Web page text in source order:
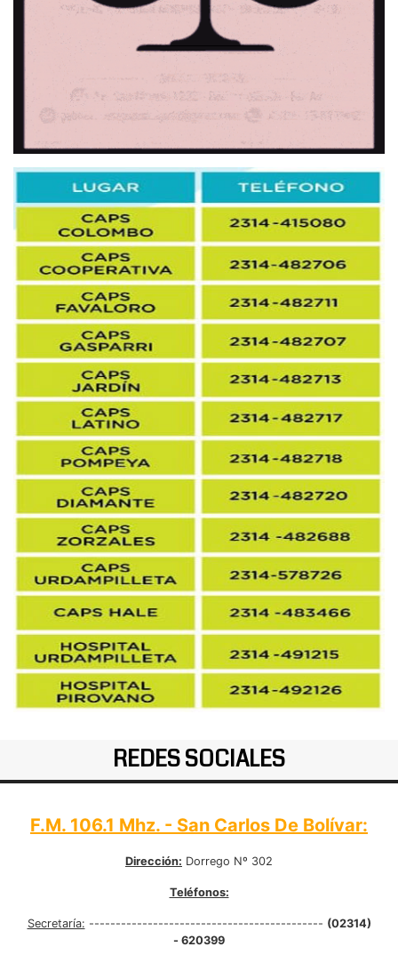
REDES SOCIALES
F.M. 106.1 Mhz. - San Carlos De Bolívar:
Dirección: Dorrego Nº 302
Teléfonos:
Secretaría: -------------------------------------------- (02314)
- 620399